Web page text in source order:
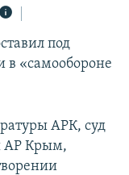
под
в «самообороне
АРК, суд
АР Крым,